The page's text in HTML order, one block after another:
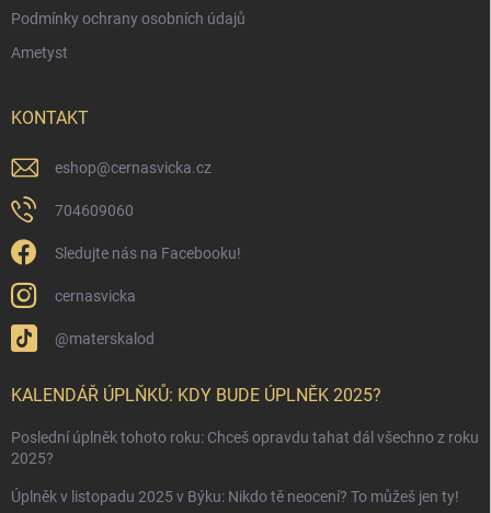
Podmínky ochrany osobních údajů
Ametyst
KONTAKT
eshop@cernasvicka.cz
704609060
Sledujte nás na Facebooku!
cernasvicka
@materskalod
KALENDÁŘ ÚPLŇKŮ: KDY BUDE ÚPLNĚK 2025?
Poslední úplněk tohoto roku: Chceš opravdu tahat dál všechno z roku
2025?
Úplněk v listopadu 2025 v Býku: Nikdo tě neocení? To můžeš jen ty!